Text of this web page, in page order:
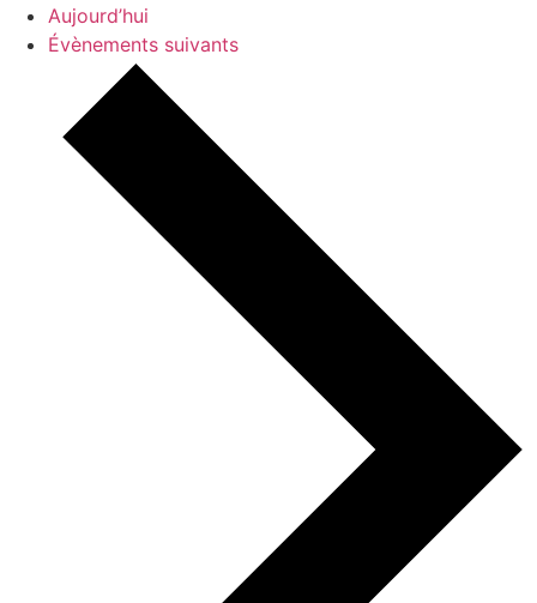
Aujourd’hui
Évènements suivants